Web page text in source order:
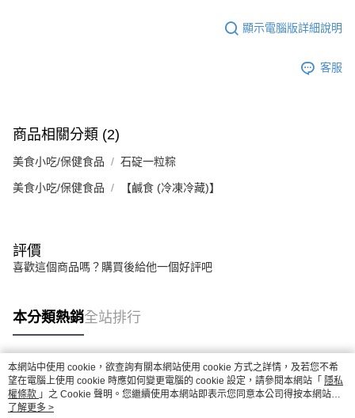
顯示電腦版詳細說明
客服
商品相關分類 (2)
美食小吃/保健食品 石碇一粒粽
美食小吃/保健食品 【鹹食 (冷凍冷藏)】
評價
喜歡這個商品嗎？購買後給他一個好評吧
本分類熱銷全站排行
熱門標籤
本網站中使用 cookie，欲查詢有關本網站使用 cookie 方式之詳情，及若您不希
望在電腦上使用 cookie 時應如何變更電腦的 cookie 設定，請參閱本網站「 隱私
權條款 」之 Cookie 聲明。您繼續使用本網站即表示您同意本公司得按本網站使
用條款之 Cookie 聲明使用 cookie。
了解更多 >